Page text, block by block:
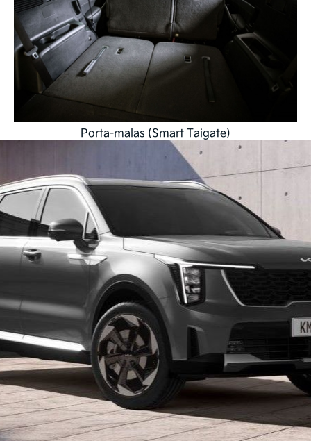
Porta-malas (Smart Taigate)